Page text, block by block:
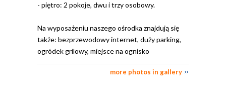
- piętro: 2 pokoje, dwu i trzy osobowy.
Na wyposażeniu naszego ośrodka znajdują się
także: bezprzewodowy internet, duży parking,
ogródek grilowy, miejsce na ognisko
more photos in gallery